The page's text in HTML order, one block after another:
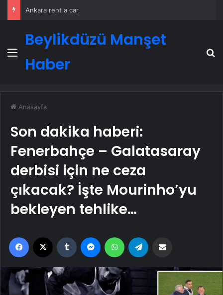
Ankara rent a car
Menü
Beylikdüzü Manşet
Haber
Anasayfa
Son dakika haberi:
Fenerbahçe – Galatasaray
derbisi için ne ceza
çıkacak? İşte Mourinho’yu
bekleyen tehlike…
Facebook Tumblr MessengerWhatsApp